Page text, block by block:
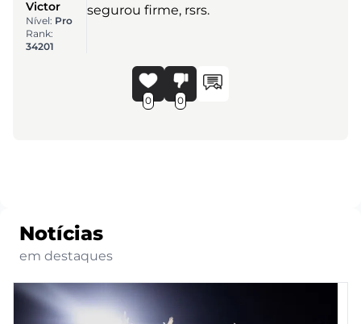
Victor
Nível: Pro
Rank:
34201
segurou firme, rsrs.
0 0
Notícias
em destaques